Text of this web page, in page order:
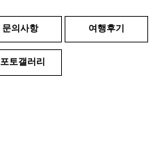
문의사항 여행후기
포토갤러리